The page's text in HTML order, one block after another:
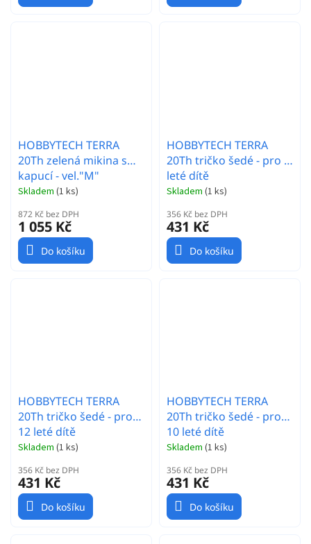
HOBBYTECH TERRA
20Th zelená mikina s
kapucí - vel."M"
Skladem (1 ks)
872 Kč bez DPH
1 055 Kč
Do košíku
HOBBYTECH TERRA
20Th tričko šedé - pro 6
leté dítě
Skladem (1 ks)
356 Kč bez DPH
431 Kč
Do košíku
HOBBYTECH TERRA
20Th tričko šedé - pro
12 leté dítě
Skladem (1 ks)
356 Kč bez DPH
431 Kč
Do košíku
HOBBYTECH TERRA
20Th tričko šedé - pro
10 leté dítě
Skladem (1 ks)
356 Kč bez DPH
431 Kč
Do košíku